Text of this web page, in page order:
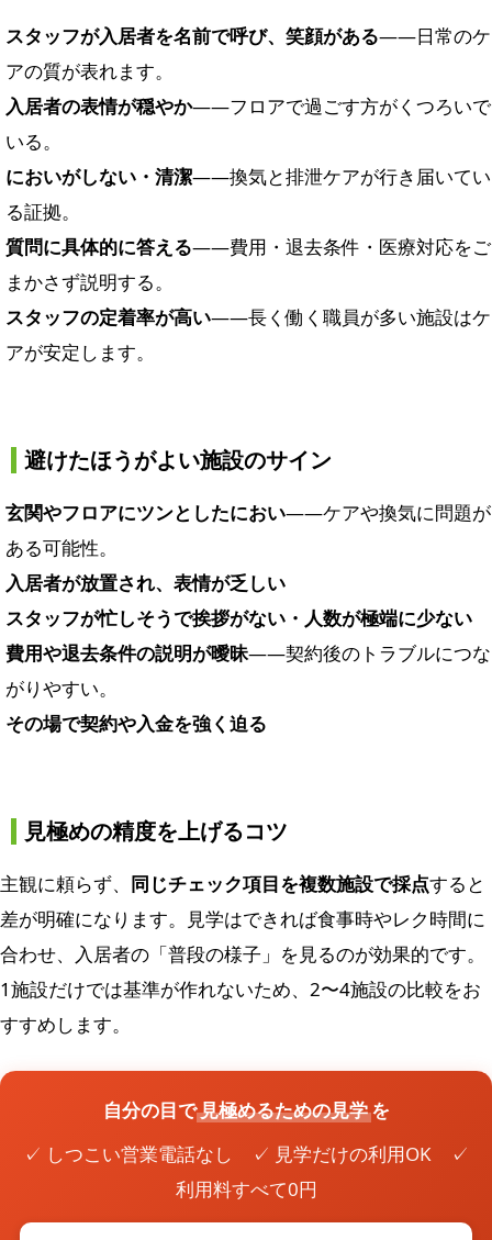
スタッフが入居者を名前で呼び、笑顔がある——日常のケ
アの質が表れます。
入居者の表情が穏やか——フロアで過ごす方がくつろいで
いる。
においがしない・清潔——換気と排泄ケアが行き届いてい
る証拠。
質問に具体的に答える——費用・退去条件・医療対応をご
まかさず説明する。
スタッフの定着率が高い——長く働く職員が多い施設はケ
アが安定します。
避けたほうがよい施設のサイン
玄関やフロアにツンとしたにおい——ケアや換気に問題が
ある可能性。
入居者が放置され、表情が乏しい
スタッフが忙しそうで挨拶がない・人数が極端に少ない
費用や退去条件の説明が曖昧——契約後のトラブルにつな
がりやすい。
その場で契約や入金を強く迫る
見極めの精度を上げるコツ
主観に頼らず、 同じチェック項目を複数施設で採点すると
差が明確になります。見学はできれば食事時やレク時間に
合わせ、入居者の「普段の様子」を見るのが効果的です。
1施設だけでは基準が作れないため、2〜4施設の比較をお
すすめします。
自分の目で見極めるための見学を
✓ しつこい営業電話なし ✓ 見学だけの利用OK ✓
利用料すべて0円